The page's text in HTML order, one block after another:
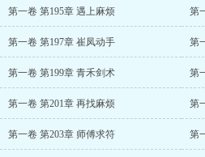
第一卷 第195章 遇上麻烦 第
第一卷 第197章 崔凤动手 第
第一卷 第199章 青禾剑术 第
第一卷 第201章 再找麻烦 第
第一卷 第203章 师傅求符 第